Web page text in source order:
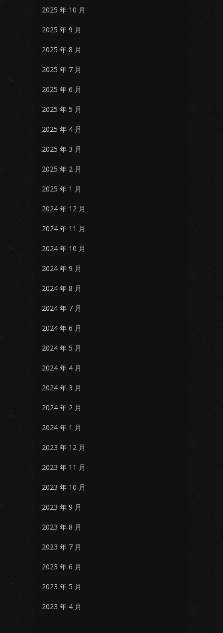
2025 年 10 月
2025 年 9 月
2025 年 8 月
2025 年 7 月
2025 年 6 月
2025 年 5 月
2025 年 4 月
2025 年 3 月
2025 年 2 月
2025 年 1 月
2024 年 12 月
2024 年 11 月
2024 年 10 月
2024 年 9 月
2024 年 8 月
2024 年 7 月
2024 年 6 月
2024 年 5 月
2024 年 4 月
2024 年 3 月
2024 年 2 月
2024 年 1 月
2023 年 12 月
2023 年 11 月
2023 年 10 月
2023 年 9 月
2023 年 8 月
2023 年 7 月
2023 年 6 月
2023 年 5 月
2023 年 4 月